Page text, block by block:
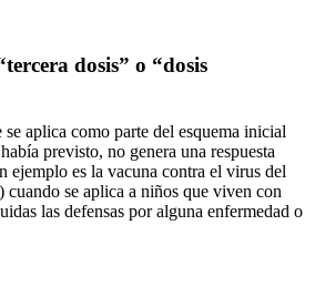
dosis” o “dosis
se aplica como parte del esquema inicial
previsto, no genera una respuesta
ejemplo es la vacuna contra el virus del
se aplica a niños que viven con
las defensas por alguna enfermedad o